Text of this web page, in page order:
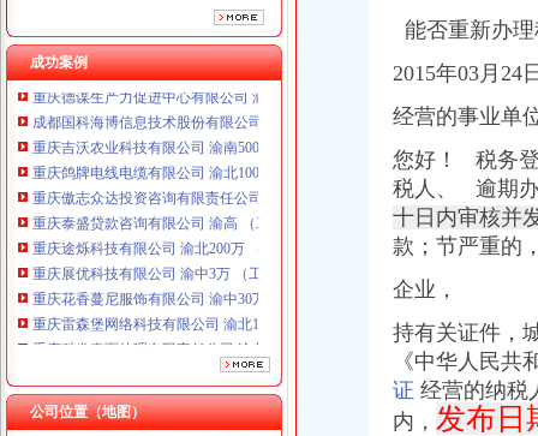
成功案例
重庆雷森堡网络科技有限公司 渝北10万 （工商注册）
重庆科发表面处理有限责任公司 渝北800万 （进出口权）
重庆德谋生产力促进中心有限公司 渝大10万 （工商注册）
成都国科海博信息技术股份有限公司重庆分公司 渝江 （工商注册）
重庆吉沃农业科技有限公司 渝南500万 （工商注册）
重庆鸽牌电线电缆有限公司 渝北10010万 (进出口权)
重庆傲志众达投资咨询有限责任公司 渝九1000万 （增资）
重庆泰盛贷款咨询有限公司 渝高 （工商注册）
重庆途烁科技有限公司 渝北200万 （工商注册）
重庆展优科技有限公司 渝中3万 （工商注册）
重庆花香蔓尼服饰有限公司 渝中30万 （工商注册）
重庆雷森堡网络科技有限公司 渝北10万 （工商注册）
重庆科发表面处理有限责任公司 渝北800万 （进出口权）
重庆德谋生产力促进中心有限公司 渝大10万 （工商注册）
成都国科海博信息技术股份有限公司重庆分公司 渝江 （工商注册）
重庆吉沃农业科技有限公司 渝南500万 （工商注册）
公司位置（地图）
能否重新办
2015年03月24
经营的事业单
您好！ 税务
税人、 逾期
十日内审核并
款；节严重的
企业，
持有关证件，
《中华人民共
证 经营的纳税
内， 发布日